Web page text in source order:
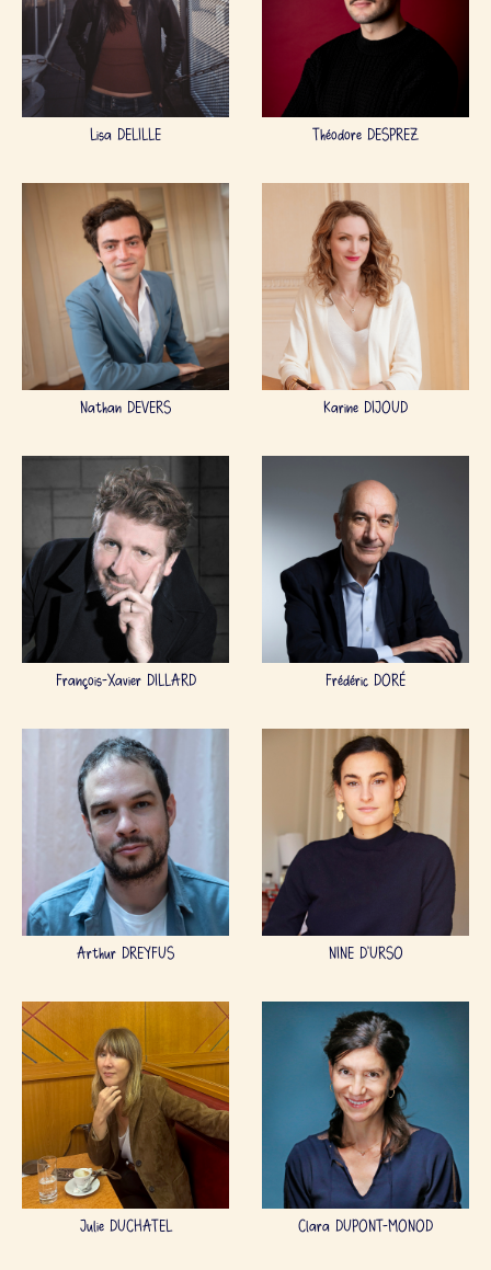
Lisa DELILLE Théodore DESPREZ
Nathan DEVERS Karine DIJOUD
François-Xavier DILLARD Frédéric DORÉ
Arthur DREYFUS NINE D'URSO
Julie DUCHATEL Clara DUPONT-MONOD